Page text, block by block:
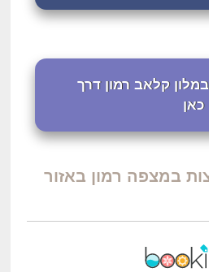
קלאב רמון דרך
במצפה רמון באזור